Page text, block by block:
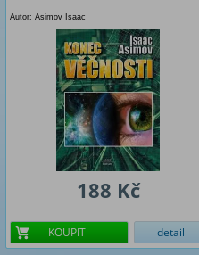
Autor: Asimov Isaac
188 Kč
KOUPIT detail